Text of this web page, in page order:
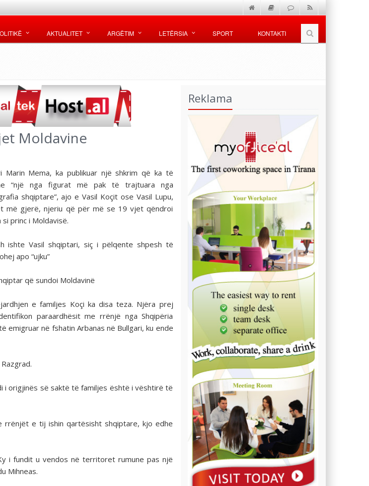
AKTUALITET ARGËTIM LETËRSIA SPORT KONTAKTI
Moldavine
Marin Mema, ka publikuar një shkrim që ka të
“një nga figurat më pak të trajtuara nga
shqiptare”, ajo e Vasil Koçit ose Vasil Lupu,
më gjerë, njeriu që për më se 19 vjet qëndroi
princ i Moldavisë.
ishte Vasil shqiptari, siç i pëlqente shpesh të
apo “ujku”
që sundoi Moldavinë
e familjes Koçi ka disa teza. Njëra prej
paraardhësit me rrënjë nga Shqipëria
emigruar në fshatin Arbanas në Bullgari, ku ende
i origjinës së saktë të familjes është i vështirë të
rrënjët e tij ishin qartësisht shqiptare, kjo edhe
i fundit u vendos në territoret rumune pas një
Mihneas.
Reklama